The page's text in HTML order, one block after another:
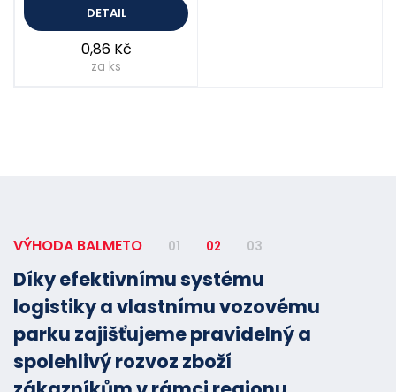
DETAIL
0,86 Kč
za ks
VÝHODA BALMETO 01 02 03
Díky efektivnímu systému
logistiky a vlastnímu vozovému
parku zajišťujeme pravidelný a
spolehlivý rozvoz zboží